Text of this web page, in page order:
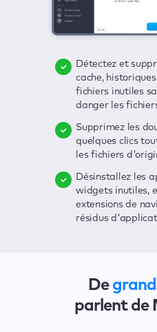
Détectez et
cache,
fichiers inutiles
danger les
Supprimez les
quelques clics
les fichiers
Désinstallez les
widgets inutiles,
extensions de
résidus
Supprimez les
protection en
débarrassez-
publicitaires d'un
Gardez un œil sur
passe, vos
bancaire et
instantanément
de violation.
Sécurisez votre
D'un seul clic,
présence de
menaces sur
inutiles, virus,
obsolètes, etc.
Détectez les
interface claire
Solutionnez tous
quelques clics.
De
parlent de